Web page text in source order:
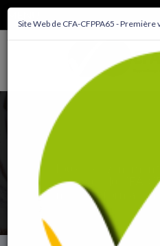
MENU
Site Web de CFA-CFPPA65 - Première
Dates et
Tous les
l'activité du CFA-
centres de formation